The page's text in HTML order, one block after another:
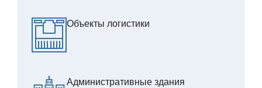
Объекты логистики
Административные здания